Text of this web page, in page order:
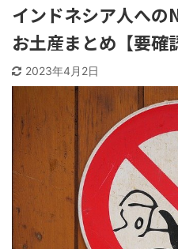
インドネシア人への
お土産まとめ【要確
2023年4月2日